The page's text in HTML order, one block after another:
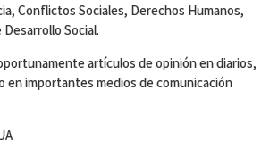
Conflictos Sociales, Derechos Humanos,
Social.
artículos de opinión en diarios,
importantes medios de comunicación